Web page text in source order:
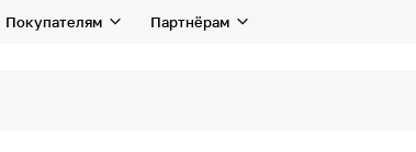
Покупателям Партнёрам